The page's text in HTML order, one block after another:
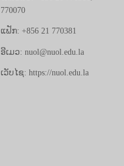
770070
ແຟັກ: +856 21 770381
ອີເມວ: nuol@nuol.edu.la
ເວັບໄຊ: https://nuol.edu.la